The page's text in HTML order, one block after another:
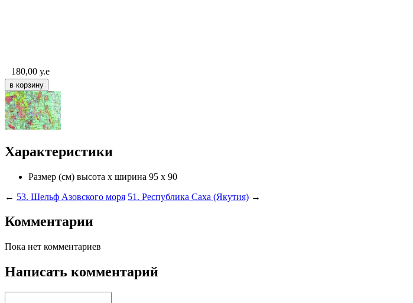
180,00 у.е
Характеристики
Размер (см) высота х ширина 95 x 90
← 53. Шельф Азовского моря 51. Республика Саха (Якутия) →
Комментарии
Пока нет комментариев
Написать комментарий